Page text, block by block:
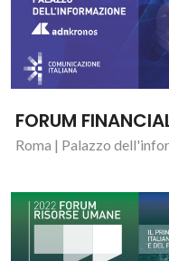
FORUM
Roma | Palazzo